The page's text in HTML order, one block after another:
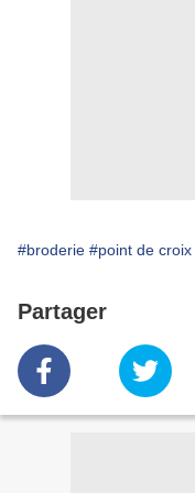
#broderie #point de croix
Partager